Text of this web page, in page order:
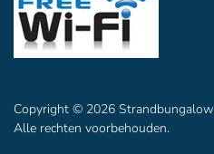
Copyright © 2026 Strandbungalow
Alle rechten voorbehouden.